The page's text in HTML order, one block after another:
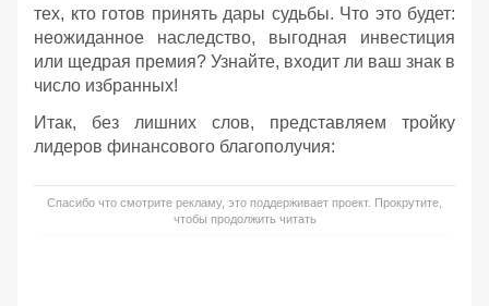
тех, кто готов принять дары судьбы. Что это будет:
неожиданное наследство, выгодная инвестиция
или щедрая премия? Узнайте, входит ли ваш знак в
число избранных!
Итак, без лишних слов, представляем тройку
лидеров финансового благополучия:
Спасибо что смотрите рекламу, это поддерживает проект. Прокрутите,
чтобы продолжить читать